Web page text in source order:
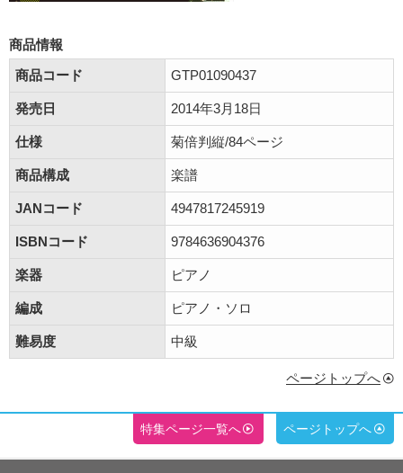
商品情報
商品コード
GTP01090437
発売日 2014年3月18日
仕様 菊倍判縦/84ページ
商品構成 楽譜
JANコード 4947817245919
ISBNコード 9784636904376
楽器 ピアノ
編成 ピアノ・ソロ
難易度 中級
ページトップへ
特集ページ一覧へ ページトップへ